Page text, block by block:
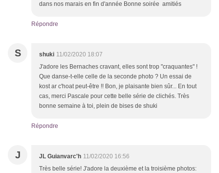
dans nos marais en fin d'année Bonne soirée amitiés
Répondre
S shuki 11/02/2020 18:07
J'adore les Bernaches cravant, elles sont trop "craquantes" !
Que danse-t-elle celle de la seconde photo ? Un essai de
kost ar c'hoat peut-être !! Bon, je plaisante bien sûr... En tout
cas, merci Pascale pour cette belle série de clichés. Très
bonne semaine à toi, plein de bises de shuki
Répondre
J JL Guianvarc'h 11/02/2020 16:56
Très belle série! J'adore la deuxième et la troisième photos: